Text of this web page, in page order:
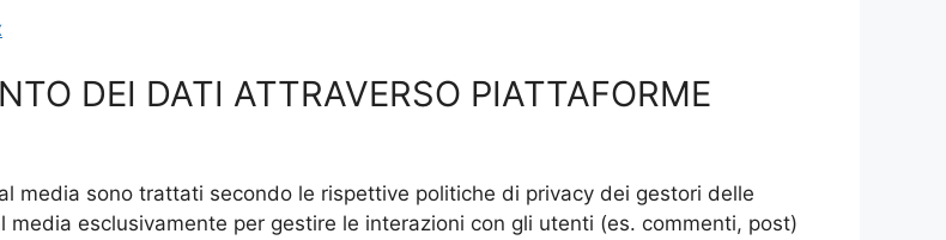
DEI DATI ATTRAVERSO PIATTAFORME
media sono trattati secondo le rispettive politiche di privacy dei gestori delle
esclusivamente per gestire le interazioni con gli utenti (es. commenti, post)